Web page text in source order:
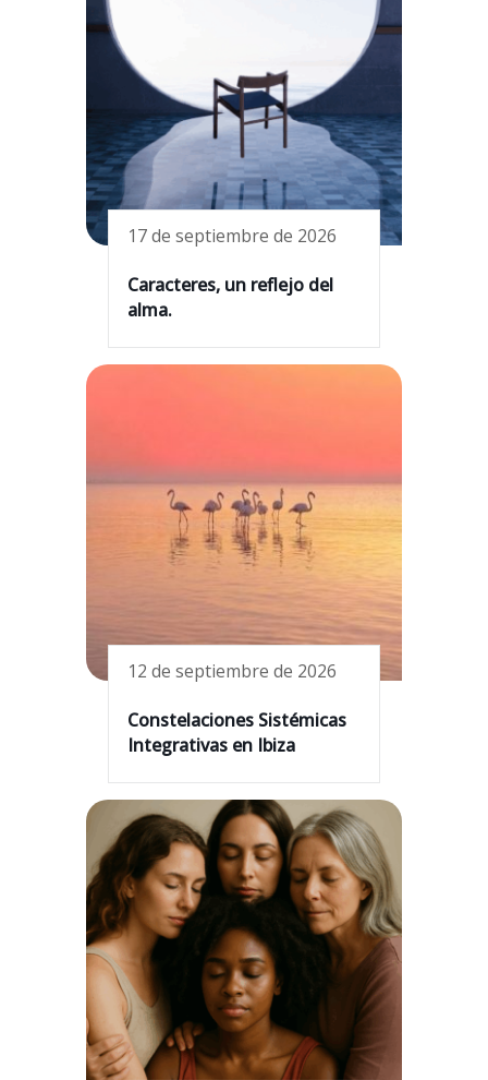
17 de septiembre de 2026
Caracteres, un reflejo del
alma.
12 de septiembre de 2026
Constelaciones Sistémicas
Integrativas en Ibiza